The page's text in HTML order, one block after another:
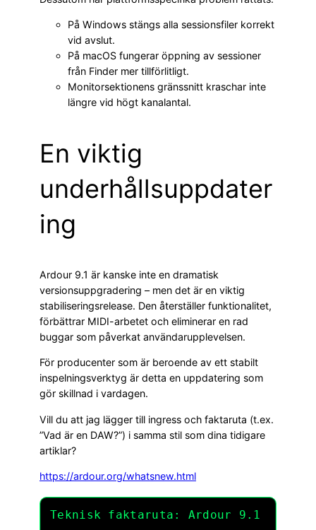
På Windows stängs alla sessionsfiler korrekt
vid avslut.
På macOS fungerar öppning av sessioner
från Finder mer tillförlitligt.
Monitorsektionens gränssnitt kraschar inte
längre vid högt kanalantal.
En viktig
underhållsuppdater
ing
Ardour 9.1 är kanske inte en dramatisk
versionsuppgradering – men det är en viktig
stabiliseringsrelease. Den återställer funktionalitet,
förbättrar MIDI-arbetet och eliminerar en rad
buggar som påverkat användarupplevelsen.
För producenter som är beroende av ett stabilt
inspelningsverktyg är detta en uppdatering som
gör skillnad i vardagen.
Vill du att jag lägger till ingress och faktaruta (t.ex.
”Vad är en DAW?”) i samma stil som dina tidigare
artiklar?
https://ardour.org/whatsnew.html
Teknisk faktaruta: Ardour 9.1